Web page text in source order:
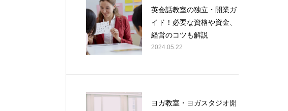
英会話教室の独立・開業ガ
イド！必要な資格や資金、
経営のコツも解説
2024.05.22
ヨガ教室・ヨガスタジオ開